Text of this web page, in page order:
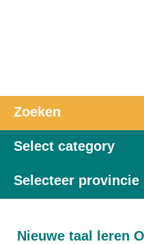
Zoeken
Select category
Selecteer provincie
Nieuwe taal leren